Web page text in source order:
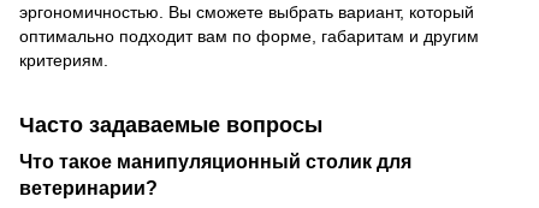
эргономичностью. Вы сможете выбрать вариант, который
оптимально подходит вам по форме, габаритам и другим
критериям.
Часто задаваемые вопросы
Что такое манипуляционный столик для
ветеринарии?